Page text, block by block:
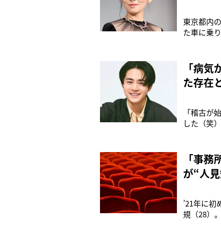
東京都内
た車に乗
能担当デ
のだが、
「病
た存在
「稽古が
した（笑
重ねて
られてい
「事
が“人
’21年に
規（28）